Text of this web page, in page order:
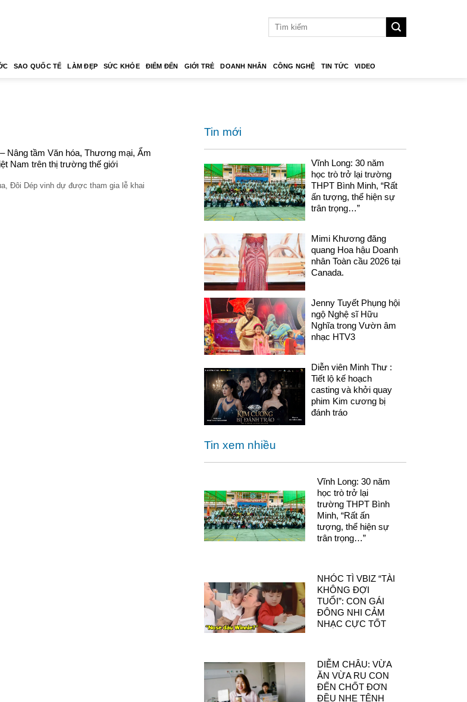
SAO QUỐC TẾ LÀM ĐẸP SỨC KHỎE ĐIỂM ĐẾN GIỚI TRẺ DOANH NHÂN CÔNG NGHỆ TIN TỨC VIDEO
Nâng tầm Văn hóa, Thương mại, Ẩm
Nam trên thị trường thế giới
Đôi Dép vinh dự được tham gia lễ khai
Tin mới
Vĩnh Long: 30 năm
học trò trở lại trường
THPT Bình Minh, “Rất
ấn tượng, thể hiện sự
trân trọng…”
Mimi Khương đăng
quang Hoa hậu Doanh
nhân Toàn cầu 2026 tại
Canada.
Jenny Tuyết Phụng hội
ngộ Nghệ sĩ Hữu
Nghĩa trong Vườn âm
nhạc HTV3
Diễn viên Minh Thư :
Tiết lộ kế hoạch
casting và khởi quay
phim Kim cương bị
đánh tráo
Tin xem nhiều
Vĩnh Long: 30 năm
học trò trở lại
trường THPT Bình
Minh, “Rất ấn
tượng, thể hiện sự
trân trọng…”
NHÓC TÌ VBIZ “TÀI
KHÔNG ĐỢI
TUỔI”: CON GÁI
ĐÔNG NHI CẢM
NHẠC CỰC TỐT
DIỄM CHÂU: VỪA
ĂN VỪA RU CON
ĐẾN CHỐT ĐƠN
ĐỀU NHẸ TÊNH